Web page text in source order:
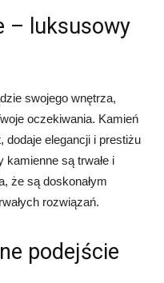
– luksusowy
swojego wnętrza,
oczekiwania. Kamień
dodaje elegancji i prestiżu
kamienne są trwałe i
że są doskonałym
rozwiązań.
podejście